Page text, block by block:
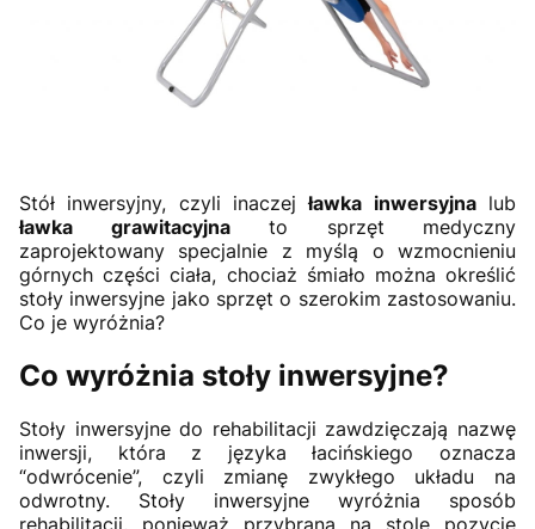
Stół inwersyjny, czyli inaczejławka inwersyjnalub
ławka grawitacyjnato sprzęt medyczny
zaprojektowany specjalnie z myślą o wzmocnieniu
górnych części ciała, chociaż śmiało można określić
stoły inwersyjne jako sprzęt o szerokim zastosowaniu.
Co je wyróżnia?
Co wyróżnia stoły inwersyjne?
Stoły inwersyjne do rehabilitacji zawdzięczają nazwę
inwersji, która z języka łacińskiego oznacza
“odwrócenie”, czyli zmianę zwykłego układu na
odwrotny. Stoły inwersyjne wyróżnia sposób